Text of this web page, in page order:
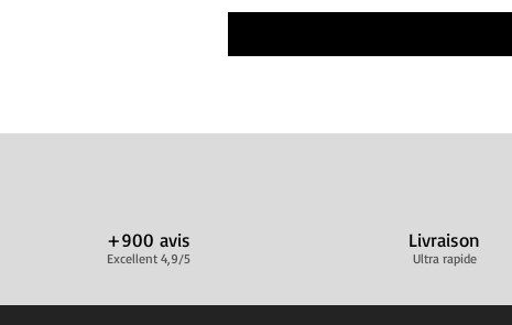
+900 avis
Excellent 4,9/5
Livraison
Ultra rapide